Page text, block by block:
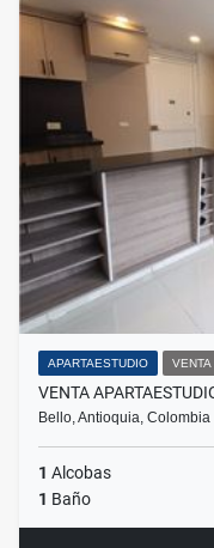
APARTAESTUDIO VENTA
VENTA
Bello, Antioquia, Colombia
1 Alcobas
1 Baño